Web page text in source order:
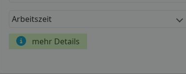
Arbeitszeit
mehr Details